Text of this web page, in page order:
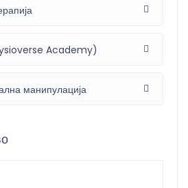
Academy)
манипулација